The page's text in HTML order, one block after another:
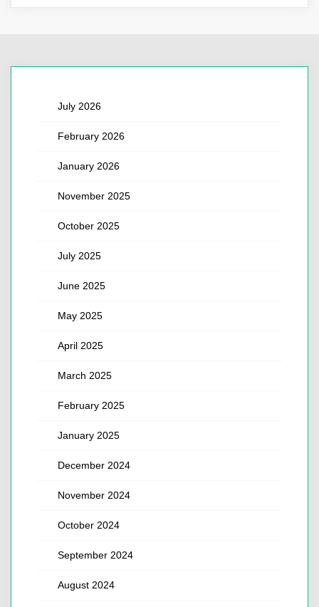
July 2026
February 2026
January 2026
November 2025
October 2025
July 2025
June 2025
May 2025
April 2025
March 2025
February 2025
January 2025
December 2024
November 2024
October 2024
September 2024
August 2024